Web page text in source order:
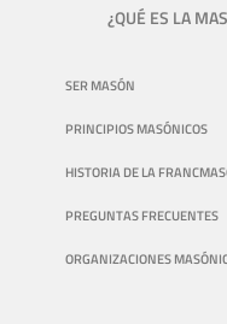
¿QUÉ ES LA
SER MASÓN
PRINCIPIOS MASÓNICOS
HISTORIA DE LA
PREGUNTAS FRECUENTES
ORGANIZACIONES